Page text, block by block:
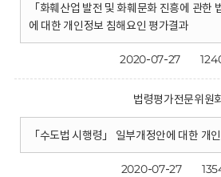
「화훼산업 발전 및 화훼문화 진흥에 관한
에 대한 개인정보 침해요인 평가결과
2020-07-27
법령평가전문위원
「수도법 시행령」 일부개정안에 대한 개
2020-07-27